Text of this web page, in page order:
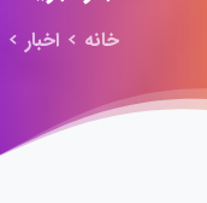
خانه اخبار